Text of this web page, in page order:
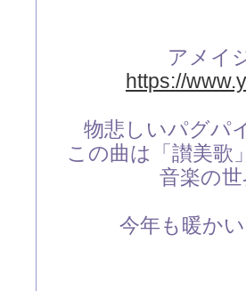
アメイ
https://
物悲しいパグパ
この曲は「讃美歌
音楽の
今年も暖か